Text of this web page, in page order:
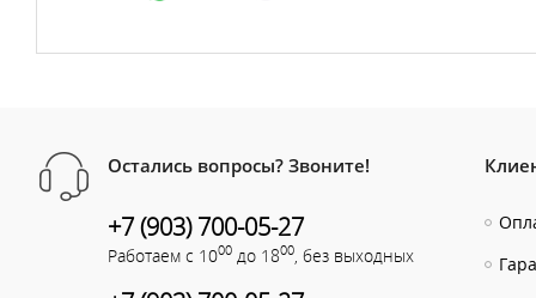
Остались вопросы? Звоните!
+7 (903) 700-05-27
Работаем с 1000 до 1800 , без выходных